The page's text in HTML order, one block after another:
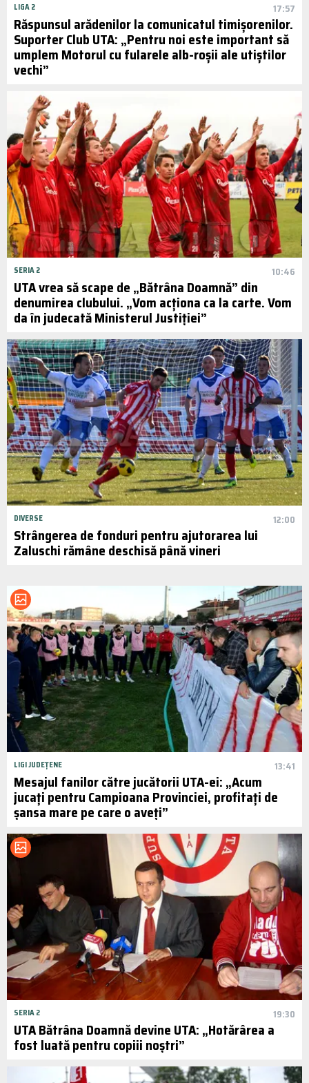
LIGA 2 17:57
Răspunsul arădenilor la comunicatul timișorenilor.
Suporter Club UTA: „Pentru noi este important să
umplem Motorul cu fularele alb-roșii ale utiștilor
vechi”
SERIA 2 10:46
UTA vrea să scape de „Bătrâna Doamnă” din
denumirea clubului. „Vom acționa ca la carte. Vom
da în judecată Ministerul Justiției”
DIVERSE 12:00
Strângerea de fonduri pentru ajutorarea lui
Zaluschi rămâne deschisă până vineri
LIGI JUDEȚENE 13:41
Mesajul fanilor către jucătorii UTA-ei: „Acum
jucați pentru Campioana Provinciei, profitați de
șansa mare pe care o aveți”
SERIA 2 19:30
UTA Bătrâna Doamnă devine UTA: „Hotărârea a
fost luată pentru copiii noștri”